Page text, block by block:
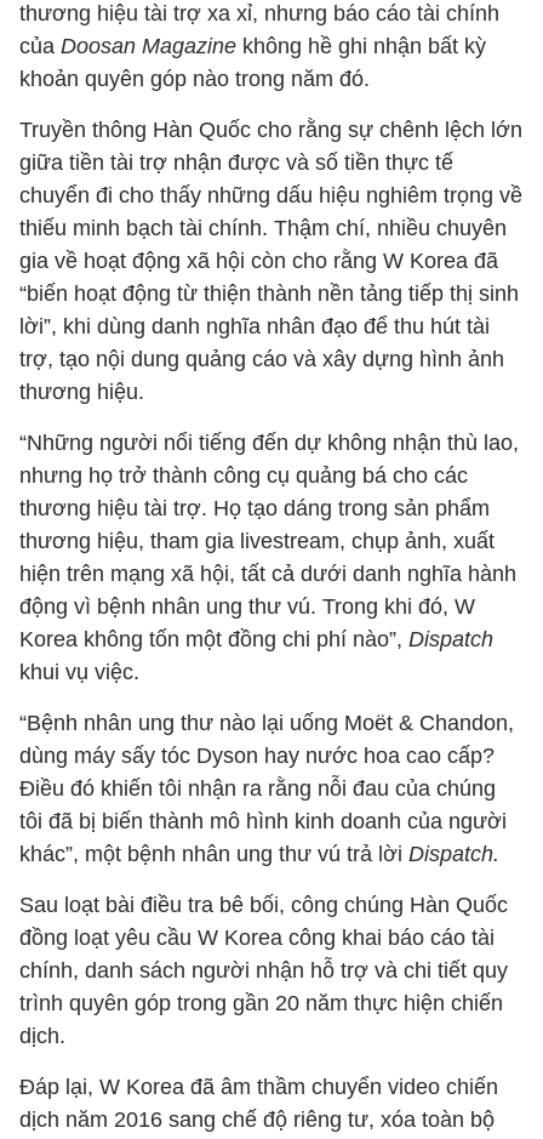
thương hiệu tài trợ xa xỉ, nhưng báo cáo tài chính
của Doosan Magazine không hề ghi nhận bất kỳ
khoản quyên góp nào trong năm đó.
Truyền thông Hàn Quốc cho rằng sự chênh lệch lớn
giữa tiền tài trợ nhận được và số tiền thực tế
chuyển đi cho thấy những dấu hiệu nghiêm trọng về
thiếu minh bạch tài chính. Thậm chí, nhiều chuyên
gia về hoạt động xã hội còn cho rằng W Korea đã
“biến hoạt động từ thiện thành nền tảng tiếp thị sinh
lời”, khi dùng danh nghĩa nhân đạo để thu hút tài
trợ, tạo nội dung quảng cáo và xây dựng hình ảnh
thương hiệu.
“Những người nổi tiếng đến dự không nhận thù lao,
nhưng họ trở thành công cụ quảng bá cho các
thương hiệu tài trợ. Họ tạo dáng trong sản phẩm
thương hiệu, tham gia livestream, chụp ảnh, xuất
hiện trên mạng xã hội, tất cả dưới danh nghĩa hành
động vì bệnh nhân ung thư vú. Trong khi đó, W
Korea không tốn một đồng chi phí nào”, Dispatch
khui vụ việc.
“Bệnh nhân ung thư nào lại uống Moët & Chandon,
dùng máy sấy tóc Dyson hay nước hoa cao cấp?
Điều đó khiến tôi nhận ra rằng nỗi đau của chúng
tôi đã bị biến thành mô hình kinh doanh của người
khác”, một bệnh nhân ung thư vú trả lời Dispatch.
Sau loạt bài điều tra bê bối, công chúng Hàn Quốc
đồng loạt yêu cầu W Korea công khai báo cáo tài
chính, danh sách người nhận hỗ trợ và chi tiết quy
trình quyên góp trong gần 20 năm thực hiện chiến
dịch.
Đáp lại, W Korea đã âm thầm chuyển video chiến
dịch năm 2016 sang chế độ riêng tư, xóa toàn bộ